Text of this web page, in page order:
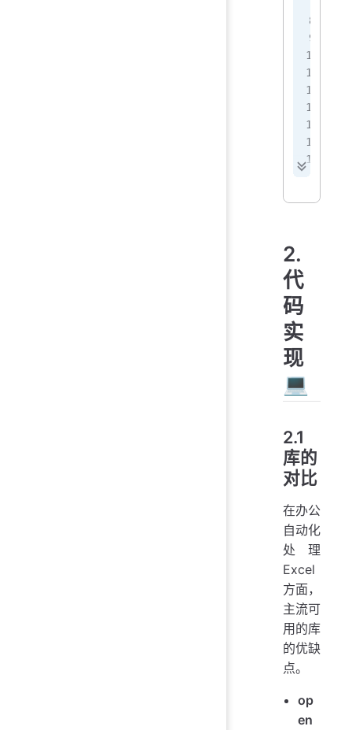
2.
代
码
实
现
💻
2.1
库的
对比
在办公
自动化
处理
Excel
方面，
主流可
用的库
的优缺
点。
op
en